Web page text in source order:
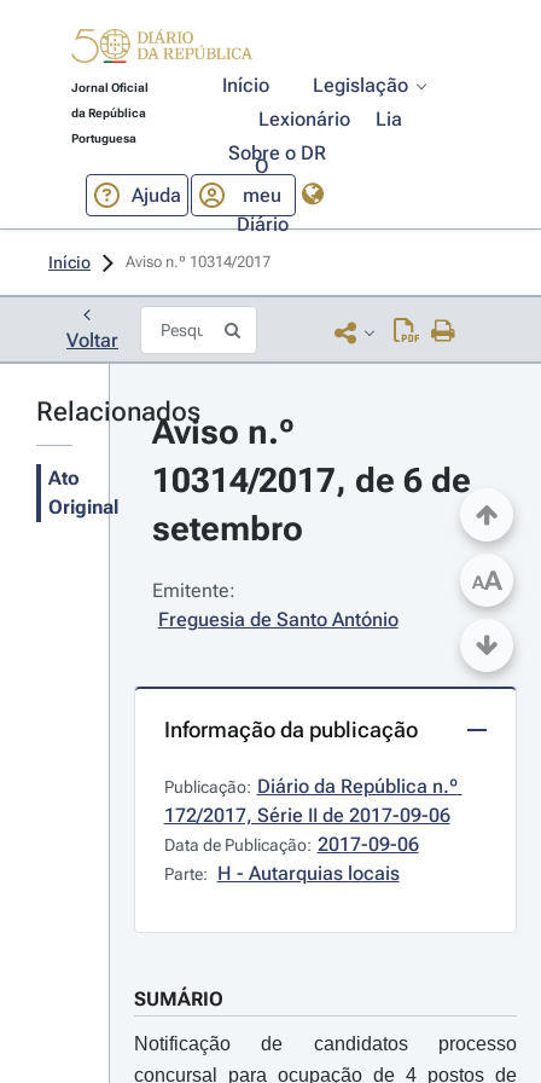
Jornal Oficial
da República
Portuguesa
Início
Legislação
Lexionário
Lia
Sobre o DR
Ajuda
O
meu
Diário
Início Aviso n.º 10314/2017
Voltar
Relacionados
Ato
Original
Aviso n.º
10314/2017, de 6 de
setembro
Emitente:
Freguesia de Santo António
Informação da publicação
Publicação: Diário da República n.º
172/2017, Série II de 2017-09-06
Data de Publicação: 2017-09-06
Parte: H - Autarquias locais
SUMÁRIO
Notificação de candidatos processo
concursal para ocupação de 4 postos de
AA